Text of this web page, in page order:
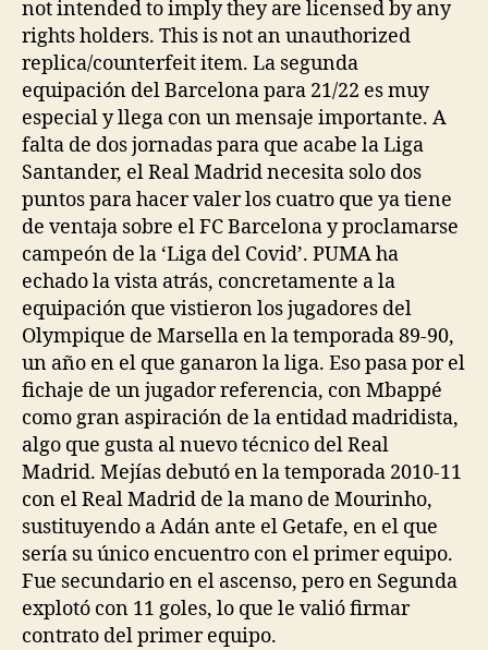
not intended to imply they are licensed by any
rights holders. This is not an unauthorized
replica/counterfeit item. La segunda
equipación del Barcelona para 21/22 es muy
especial y llega con un mensaje importante. A
falta de dos jornadas para que acabe la Liga
Santander, el Real Madrid necesita solo dos
puntos para hacer valer los cuatro que ya tiene
de ventaja sobre el FC Barcelona y proclamarse
campeón de la ‘Liga del Covid’. PUMA ha
echado la vista atrás, concretamente a la
equipación que vistieron los jugadores del
Olympique de Marsella en la temporada 89-90,
un año en el que ganaron la liga. Eso pasa por el
fichaje de un jugador referencia, con Mbappé
como gran aspiración de la entidad madridista,
algo que gusta al nuevo técnico del Real
Madrid. Mejías debutó en la temporada 2010-11
con el Real Madrid de la mano de Mourinho,
sustituyendo a Adán ante el Getafe, en el que
sería su único encuentro con el primer equipo.
Fue secundario en el ascenso, pero en Segunda
explotó con 11 goles, lo que le valió firmar
contrato del primer equipo.